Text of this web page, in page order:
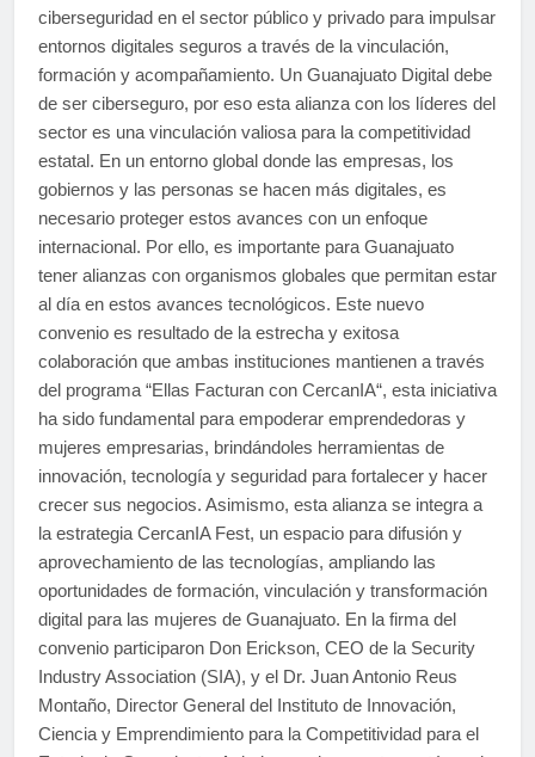
ciberseguridad en el sector público y privado para impulsar
entornos digitales seguros a través de la vinculación,
formación y acompañamiento. Un Guanajuato Digital debe
de ser ciberseguro, por eso esta alianza con los líderes del
sector es una vinculación valiosa para la competitividad
estatal. En un entorno global donde las empresas, los
gobiernos y las personas se hacen más digitales, es
necesario proteger estos avances con un enfoque
internacional. Por ello, es importante para Guanajuato
tener alianzas con organismos globales que permitan estar
al día en estos avances tecnológicos. Este nuevo
convenio es resultado de la estrecha y exitosa
colaboración que ambas instituciones mantienen a través
del programa “Ellas Facturan con CercanIA“, esta iniciativa
ha sido fundamental para empoderar emprendedoras y
mujeres empresarias, brindándoles herramientas de
innovación, tecnología y seguridad para fortalecer y hacer
crecer sus negocios. Asimismo, esta alianza se integra a
la estrategia CercanIA Fest, un espacio para difusión y
aprovechamiento de las tecnologías, ampliando las
oportunidades de formación, vinculación y transformación
digital para las mujeres de Guanajuato. En la firma del
convenio participaron Don Erickson, CEO de la Security
Industry Association (SIA), y el Dr. Juan Antonio Reus
Montaño, Director General del Instituto de Innovación,
Ciencia y Emprendimiento para la Competitividad para el